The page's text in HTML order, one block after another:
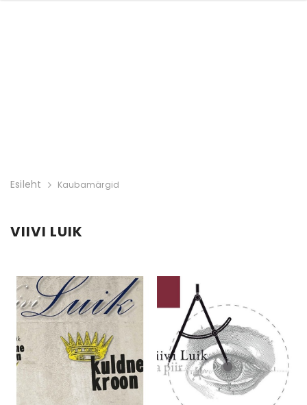
Esileht Kaubamärgid
VIIVI LUIK
Ebatäiuslik minevik
Autor:
4,00 €
Eesti
Autor: Kalle
28,50